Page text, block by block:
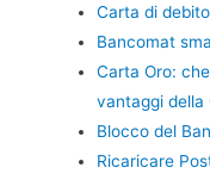
Carta di
Bancomat
Carta Oro:
vantaggi della
Blocco del
Ricaricare